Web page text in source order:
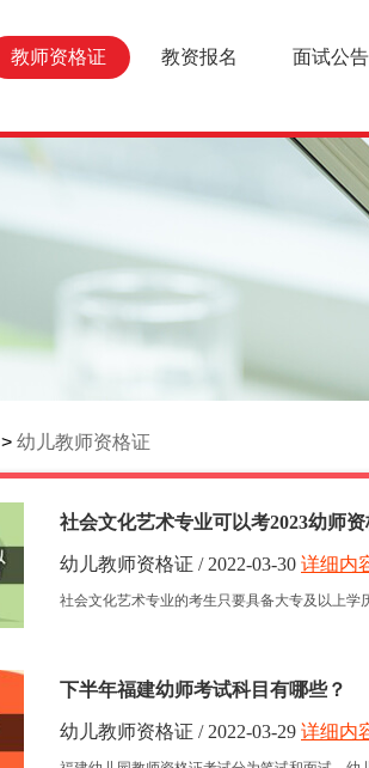
教师资格证 教资报名 面试公告
> 幼儿教师资格证
社会文化艺术专业可以考2023幼师资
幼儿教师资格证 / 2022-03-30
社会文化艺术专业的考生只要具备大专及以上学
详细内
下半年福建幼师考试科目有哪些？
幼儿教师资格证 / 2022-03-29 详细内